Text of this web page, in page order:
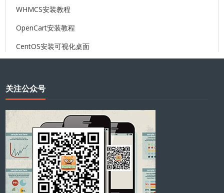
WHMCS安装教程
OpenCart安装教程
CentOS安装可视化桌面
关注公众号